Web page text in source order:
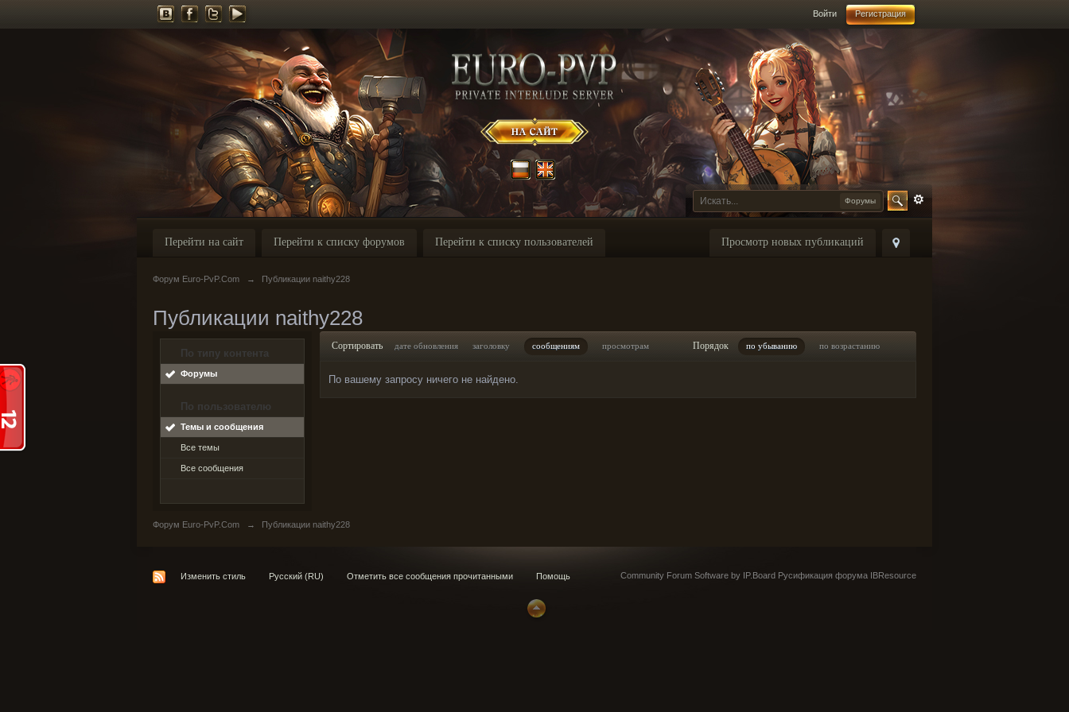
Войти Регистрация
Форумы
Просмотр новых публикаций
Перейти на сайт Перейти к списку форумов Перейти к списку пользователей
Форум Euro-PvP.Com → Публикации naithy228
Публикации naithy228
По типу контента
Форумы
По пользователю
Темы и сообщения
Все темы
Все сообщения
Сортировать дате обновления заголовку сообщениям просмотрам Порядок по убыванию по возрастанию
По вашему запросу ничего не найдено.
Форум Euro-PvP.Com → Публикации naithy228
Изменить стиль Русский (RU) Отметить все сообщения прочитанными Помощь Community Forum Software by IP.Board Русификация форума IBResource